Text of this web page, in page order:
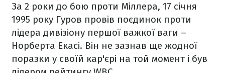
За 2 роки до бою проти Міллера, 17 січня
1995 року Гуров провів поєдинок проти
лідера дивізіону першої важкої ваги –
Норберта Екасі. Він не зазнав ще жодної
поразки у своїй кар'єрі на той момент і був